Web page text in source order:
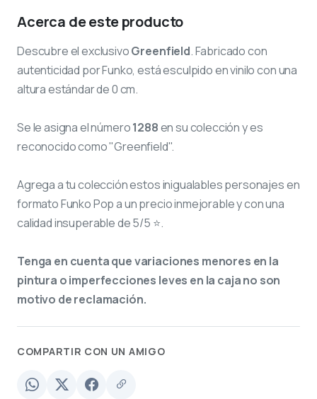
Acerca de este producto
Descubre el exclusivoGreenfield. Fabricado con
autenticidad por Funko, está esculpido en vinilo con una
altura estándar de 0 cm.
Se le asigna el número1288en su colección y es
reconocido como "Greenfield".
Agrega a tu colección estos inigualables personajes en
formato Funko Pop a un precio inmejorable y con una
calidad insuperable de 5/5 ⭐.
Tenga en cuenta que variaciones menores en la
pintura o imperfecciones leves en la caja no son
motivo de reclamación.
COMPARTIR CON UN AMIGO